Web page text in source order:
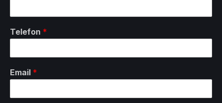
Telefon *
Email *